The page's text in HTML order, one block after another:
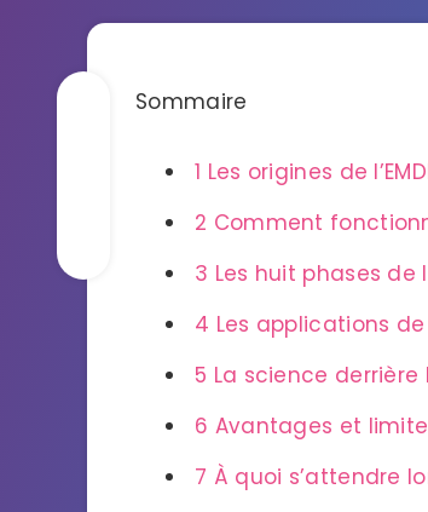
Sommaire
1 Les origines de
2 Comment
3 Les huit phases de
4 Les applications de
5 La science derrière
6 Avantages et
7 À quoi s’attendre